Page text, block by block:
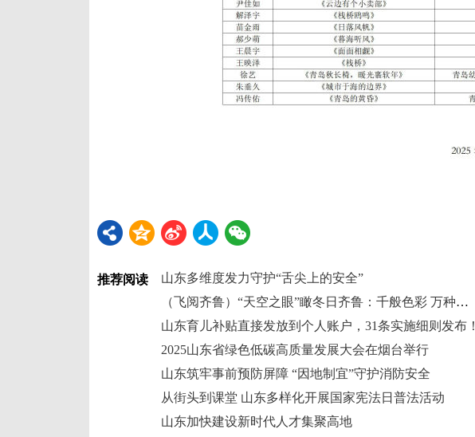
推荐阅读
山东多维度发力守护“舌尖上的安全”
（飞阅齐鲁）“天空之眼”瞰冬日齐鲁：千般色彩 万种风情
山东育儿补贴直接发放到个人账户，31条实施细则发布！
2025山东省绿色低碳高质量发展大会在烟台举行
山东筑牢事前预防屏障 “因地制宜”守护消防安全
从街头到课堂 山东多样化开展国家宪法日普法活动
山东加快建设新时代人才集聚高地